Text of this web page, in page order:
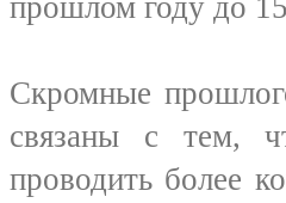
прошлом году до
Скромные
связаны с тем,
проводить более